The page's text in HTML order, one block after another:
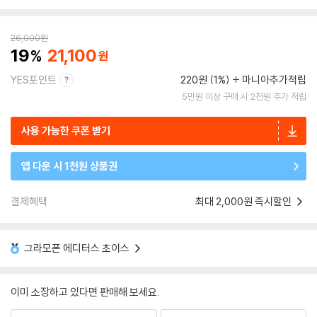
26,000원
19 21,100
YES포인트 220원 (1%) 마니아추가적립
5만원 이상 구매 시 2천원 추가 적립
사용 가능한 쿠폰 받기
앱 다운 시 1천원 상품권
결제혜택 최대 2,000원 즉시할인
그라모폰 에디터스 초이스
이미 소장하고 있다면 판매해 보세요.